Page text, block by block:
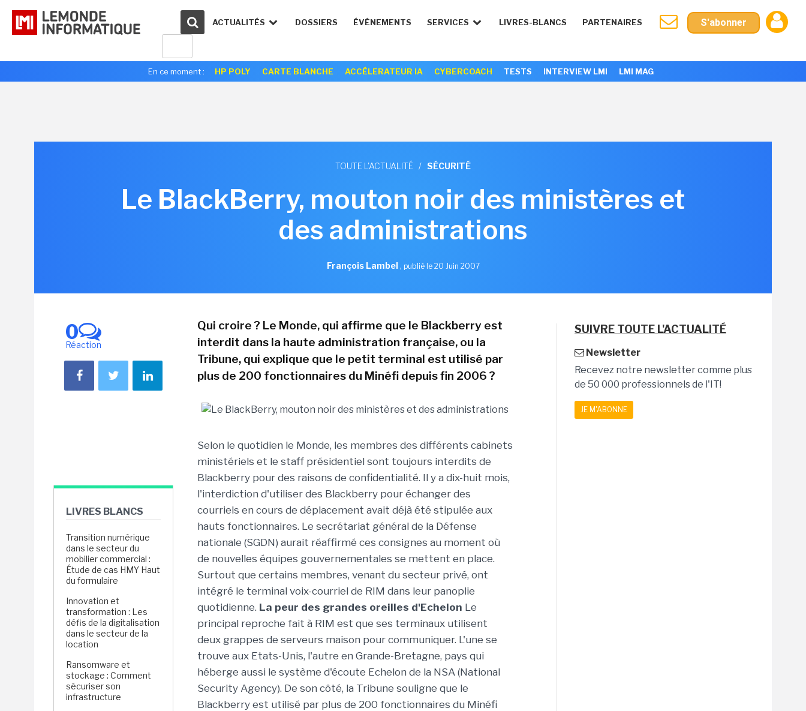
ACTUALITÉS DOSSIERS ÉVÉNEMENTS SERVICES LIVRES-BLANCS PARTENAIRES S'abonner
En ce moment : HP POLY CARTE BLANCHE ACCÉLERATEUR IA CYBERCOACH TESTS INTERVIEW LMI LMI MAG
TOUTE L'ACTUALITÉ / SÉCURITÉ
Le BlackBerry, mouton noir des ministères et
des administrations
François Lambel, publié le 20 Juin 2007
0
Réaction
LIVRES BLANCS
Transition numérique
dans le secteur du
mobilier commercial :
Étude de cas HMY Haut
du formulaire
Innovation et
transformation : Les
défis de la digitalisation
dans le secteur de la
location
Ransomware et
stockage : Comment
sécuriser son
infrastructure
Qui croire ? Le Monde, qui affirme que le Blackberry est
interdit dans la haute administration française, ou la
Tribune, qui explique que le petit terminal est utilisé par
plus de 200 fonctionnaires du Minéfi depuis fin 2006 ?
Selon le quotidien le Monde, les membres des différents cabinets
ministériels et le staff présidentiel sont toujours interdits de
Blackberry pour des raisons de confidentialité. Il y a dix-huit mois,
l'interdiction d'utiliser des Blackberry pour échanger des
courriels en cours de déplacement avait déjà été stipulée aux
hauts fonctionnaires. Le secrétariat général de la Défense
nationale (SGDN) aurait réaffirmé ces consignes au moment où
de nouvelles équipes gouvernementales se mettent en place.
Surtout que certains membres, venant du secteur privé, ont
intégré le terminal voix-courriel de RIM dans leur panoplie
quotidienne. La peur des grandes oreilles d'Echelon Le
principal reproche fait à RIM est que ses terminaux utilisent
deux grappes de serveurs maison pour communiquer. L'une se
trouve aux Etats-Unis, l'autre en Grande-Bretagne, pays qui
héberge aussi le système d'écoute Echelon de la NSA (National
Security Agency). De son côté, la Tribune souligne que le
Blackberry est utilisé par plus de 200 fonctionnaires du Minéfi
SUIVRE TOUTE L'ACTUALITÉ
Newsletter
Recevez notre newsletter comme plus
de 50 000 professionnels de l'IT!
JE M'ABONNE